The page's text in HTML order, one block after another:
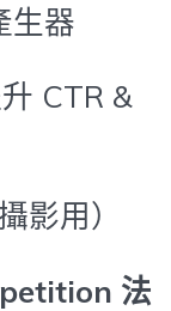
生器
CTR &
影用）
法